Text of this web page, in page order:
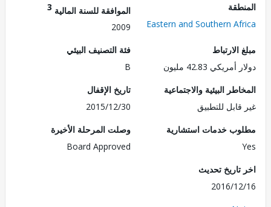
Eastern and Southern
الموافقة للسنة المالية3
2009
42.83 مليون
فئة التصنيف البيئي
البيئية والاجتماعية
للتطبيق
تاريخ الإقفال
2015/12/30
خدمات استشارية
وصلت المرحلة الأخيرة
Board Approved
تحديث
2016/